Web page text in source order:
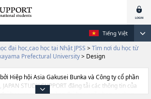
Tiếng Việt
đại học,cao học tại Nhật JPSS > Tìm nơi du học từ
Prefectural University> Design
Hiệp hội Asia Gakusei Bunka và Công ty cổ phần
STUDY SUPPORT đăng tải các thông tin của
học, cao học, trường đại học ngắn hạn, trường